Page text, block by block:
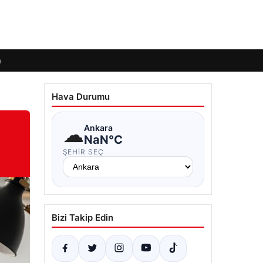
Hava Durumu
☁Ankara
NaN°C
ŞEHIR SEÇ
Bizi Takip Edin